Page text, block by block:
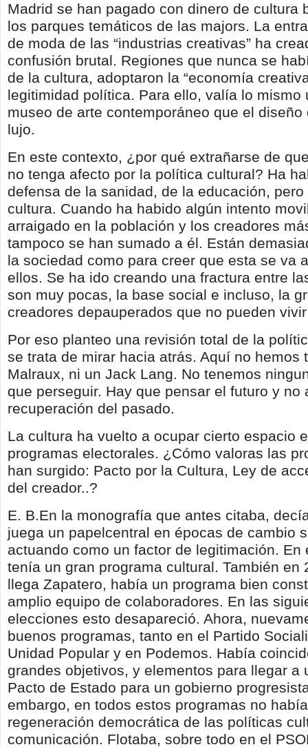
Madrid se han pagado con dinero de cultura
los parques temáticos de las majors. La
de moda de las “industrias creativas” ha
confusión brutal. Regiones que nunca se
de la cultura, adoptaron la “economía
legitimidad política. Para ello, valía lo mismo
museo de arte contemporáneo que el diseño
lujo.
En este contexto, ¿por qué extrañarse de
no tenga afecto por la política cultural? Ha
defensa de la sanidad, de la educación, pero
cultura. Cuando ha habido algún intento
arraigado en la población y los creadores
tampoco se han sumado a él. Están
la sociedad como para creer que esta se va
ellos. Se ha ido creando una fractura entre
son muy pocas, la base social e incluso, la
creadores depauperados que no pueden
Por eso planteo una revisión total de la
se trata de mirar hacia atrás. Aquí no hemos
Malraux, ni un Jack Lang. No tenemos
que perseguir. Hay que pensar el futuro y no
recuperación del pasado.
La cultura ha vuelto a ocupar cierto espacio
programas electorales. ¿Cómo valoras las
han surgido: Pacto por la Cultura, Ley de
del creador..?
E. B.En la monografía que antes citaba,
juega un papelcentral en épocas de cambio
actuando como un factor de legitimación. En
tenía un gran programa cultural. También en
llega Zapatero, había un programa bien
amplio equipo de colaboradores. En las
elecciones esto desapareció. Ahora,
buenos programas, tanto en el Partido
Unidad Popular y en Podemos. Había
grandes objetivos, y elementos para llegar a
Pacto de Estado para un gobierno
embargo, en todos estos programas no
regeneración democrática de las políticas
comunicación. Flotaba, sobre todo en el